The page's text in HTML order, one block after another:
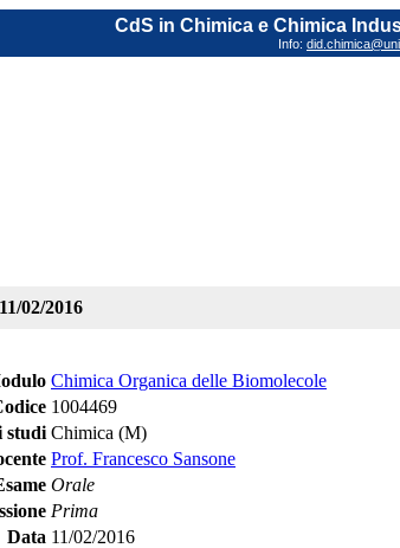
CdS in Chimica e Chimica
Info:
02/2016
Chimica Organica delle Biomolecole
1004469
studi Chimica (M)
Prof. Francesco Sansone
Orale
Prima
Data 11/02/2016